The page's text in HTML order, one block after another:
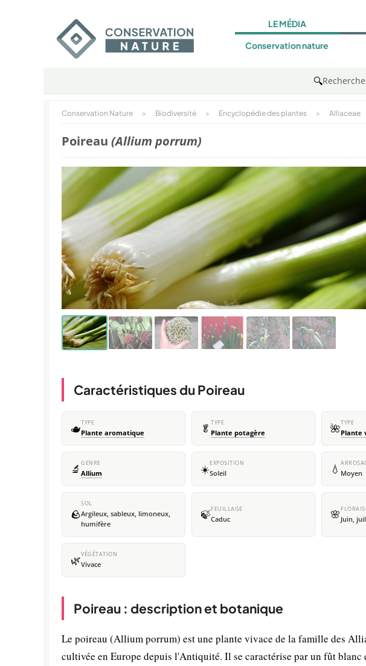
LE MÉDIA
Conservation nature
🔍
Conservation Nature > Biodiversité > Encyclopédie des plantes > Alliaceae
Poireau (Allium porrum)
Caractéristiques du Poireau
🫖TYPE
Plante aromatique 🥬 TYPE
Plante potagère 🌺TYPE
Plante
🔬 GENRE
Allium ☀️EXPOSITION
Soleil 💧 Moyen
🪨
SOL
Argileux, sableux, limoneux,
humifère
🍃FEUILLAGE
Caduc 🌸 Juin,
🌿VÉGÉTATION
Vivace
Poireau : description et botanique
Le poireau (Allium porrum) est une plante vivace de la famille des
cultivée en Europe depuis l'Antiquité. Il se caractérise par un fût blanc